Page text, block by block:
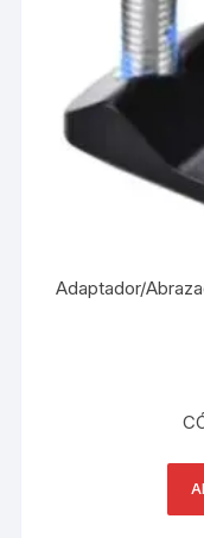
Adaptador/